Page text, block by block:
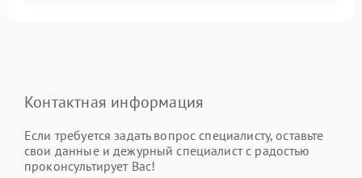
Контактная информация
Если требуется задать вопрос специалисту, оставьте
свои данные и дежурный специалист с радостью
проконсультирует Вас!